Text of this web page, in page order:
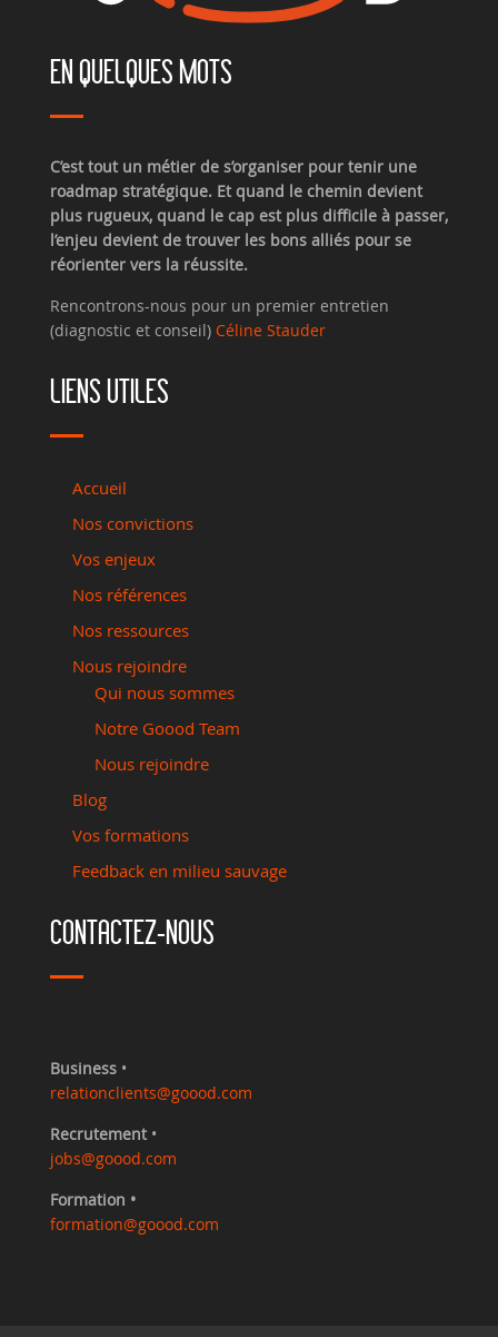
EN QUELQUES MOTS
C’est tout un métier de s’organiser pour tenir une
roadmap stratégique. Et quand le chemin devient
plus rugueux, quand le cap est plus difficile à passer,
l’enjeu devient de trouver les bons alliés pour se
réorienter vers la réussite.
Rencontrons-nous pour un premier entretien
(diagnostic et conseil) Céline Stauder
LIENS UTILES
Accueil
Nos convictions
Vos enjeux
Nos références
Nos ressources
Nous rejoindre
Qui nous sommes
Notre Goood Team
Nous rejoindre
Blog
Vos formations
Feedback en milieu sauvage
CONTACTEZ-NOUS
Business •
relationclients@goood.com
Recrutement •
jobs@goood.com
Formation •
formation@goood.com